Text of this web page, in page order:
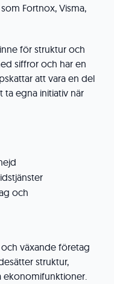
Fortnox, Visma,
för struktur och
siffror och har en
att vara en del
ta egna initiativ när
och
växande företag
struktur,
ekonomifunktioner.